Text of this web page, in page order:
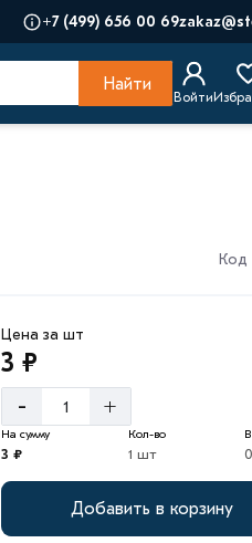
+7 (499) 656 00 69
Найти
Войти
Код
Цена за шт
3 ₽
- +
На сумму
3 ₽
Кол-во
1 шт
Добавить в корзину